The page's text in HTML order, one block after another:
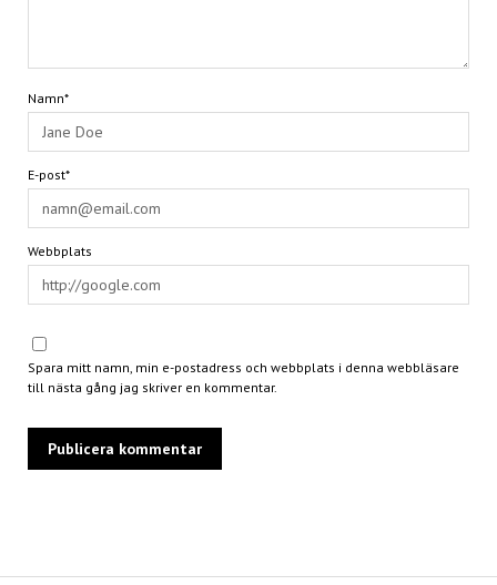
Namn*
E-post*
Webbplats
Spara mitt namn, min e-postadress och webbplats i denna webbläsare
till nästa gång jag skriver en kommentar.